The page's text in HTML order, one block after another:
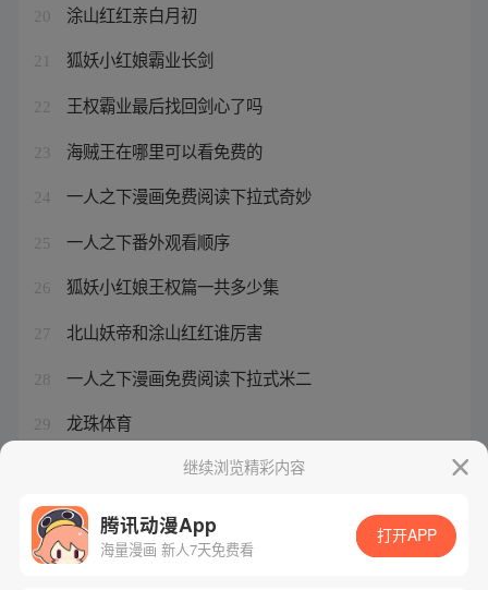
20 涂山红红亲白月初
21 狐妖小红娘霸业长剑
22 王权霸业最后找回剑心了吗
23 海贼王在哪里可以看免费的
24 一人之下漫画免费阅读下拉式奇妙
25 一人之下番外观看顺序
26 狐妖小红娘王权篇一共多少集
27 北山妖帝和涂山红红谁厉害
28 一人之下漫画免费阅读下拉式米二
29 龙珠体育
航海王启航后期顶级阵容继续浏览精彩内容
腾讯动漫App
海量漫画 新人7天免费看
打开APP